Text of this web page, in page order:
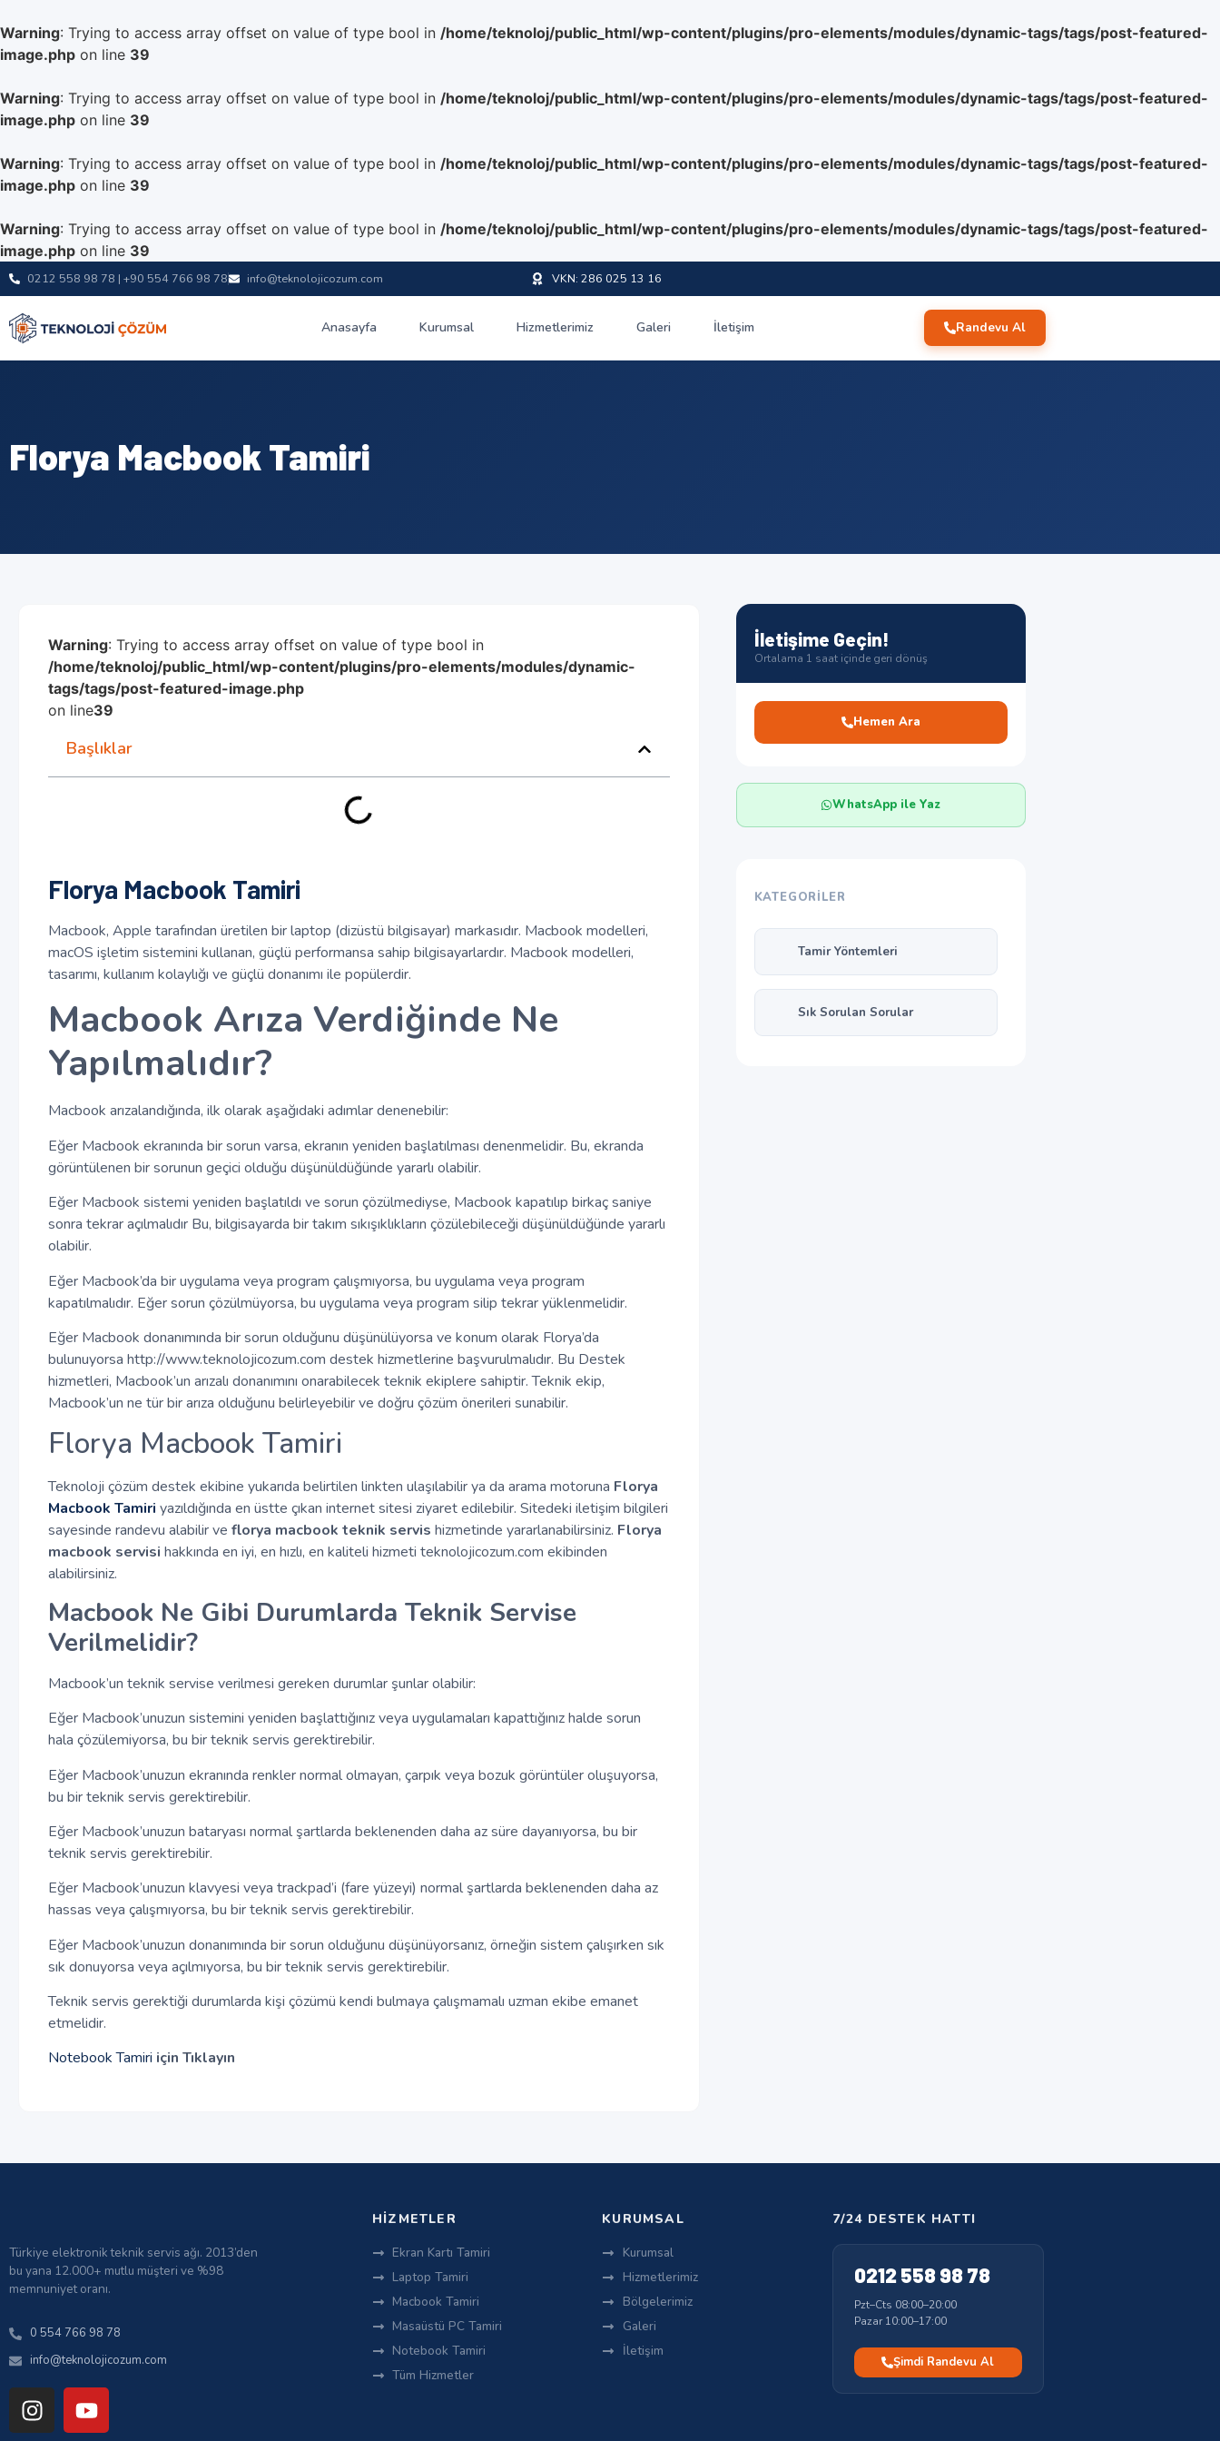
Warning: Trying to access array offset on value of type bool in /home/teknoloj/public_html/wp-content/plugins/pro-elements/modules/dynamic-tags/tags/post-featured-
image.php on line 39
Warning: Trying to access array offset on value of type bool in /home/teknoloj/public_html/wp-content/plugins/pro-elements/modules/dynamic-tags/tags/post-featured-
image.php on line 39
Warning: Trying to access array offset on value of type bool in /home/teknoloj/public_html/wp-content/plugins/pro-elements/modules/dynamic-tags/tags/post-featured-
image.php on line 39
Warning: Trying to access array offset on value of type bool in /home/teknoloj/public_html/wp-content/plugins/pro-elements/modules/dynamic-tags/tags/post-featured-
image.php on line 39
0212 558 98 78 | +90 554 766 98 78 info@teknolojicozum.com VKN: 286 025 13 16
Anasayfa Kurumsal Hizmetlerimiz Galeri İletişim Randevu Al
Florya Macbook Tamiri
Warning: Trying to access array offset on value of type bool in
/home/teknoloj/public_html/wp-content/plugins/pro-elements/modules/dynamic-
tags/tags/post-featured-image.php
on line39
Başlıklar
Florya Macbook Tamiri
Macbook, Apple tarafından üretilen bir laptop (dizüstü bilgisayar) markasıdır. Macbook modelleri,
macOS işletim sistemini kullanan, güçlü performansa sahip bilgisayarlardır. Macbook modelleri,
tasarımı, kullanım kolaylığı ve güçlü donanımı ile popülerdir.
Macbook Arıza Verdiğinde Ne
Yapılmalıdır?
Macbook arızalandığında, ilk olarak aşağıdaki adımlar denenebilir:
Eğer Macbook ekranında bir sorun varsa, ekranın yeniden başlatılması denenmelidir. Bu, ekranda
görüntülenen bir sorunun geçici olduğu düşünüldüğünde yararlı olabilir.
Eğer Macbook sistemi yeniden başlatıldı ve sorun çözülmediyse, Macbook kapatılıp birkaç saniye
sonra tekrar açılmalıdır Bu, bilgisayarda bir takım sıkışıklıkların çözülebileceği düşünüldüğünde yararlı
olabilir.
Eğer Macbook’da bir uygulama veya program çalışmıyorsa, bu uygulama veya program
kapatılmalıdır. Eğer sorun çözülmüyorsa, bu uygulama veya program silip tekrar yüklenmelidir.
Eğer Macbook donanımında bir sorun olduğunu düşünülüyorsa ve konum olarak Florya’da
bulunuyorsa http://www.teknolojicozum.com destek hizmetlerine başvurulmalıdır. Bu Destek
hizmetleri, Macbook’un arızalı donanımını onarabilecek teknik ekiplere sahiptir. Teknik ekip,
Macbook’un ne tür bir arıza olduğunu belirleyebilir ve doğru çözüm önerileri sunabilir.
Florya Macbook Tamiri
Teknoloji çözüm destek ekibine yukarıda belirtilen linkten ulaşılabilir ya da arama motoruna Florya
Macbook Tamiri yazıldığında en üstte çıkan internet sitesi ziyaret edilebilir. Sitedeki iletişim bilgileri
sayesinde randevu alabilir ve florya macbook teknik servis hizmetinde yararlanabilirsiniz. Florya
macbook servisi hakkında en iyi, en hızlı, en kaliteli hizmeti teknolojicozum.com ekibinden
alabilirsiniz.
Macbook Ne Gibi Durumlarda Teknik Servise
Verilmelidir?
Macbook’un teknik servise verilmesi gereken durumlar şunlar olabilir:
Eğer Macbook’unuzun sistemini yeniden başlattığınız veya uygulamaları kapattığınız halde sorun
hala çözülemiyorsa, bu bir teknik servis gerektirebilir.
Eğer Macbook’unuzun ekranında renkler normal olmayan, çarpık veya bozuk görüntüler oluşuyorsa,
bu bir teknik servis gerektirebilir.
Eğer Macbook’unuzun bataryası normal şartlarda beklenenden daha az süre dayanıyorsa, bu bir
teknik servis gerektirebilir.
Eğer Macbook’unuzun klavyesi veya trackpad’i (fare yüzeyi) normal şartlarda beklenenden daha az
hassas veya çalışmıyorsa, bu bir teknik servis gerektirebilir.
Eğer Macbook’unuzun donanımında bir sorun olduğunu düşünüyorsanız, örneğin sistem çalışırken sık
sık donuyorsa veya açılmıyorsa, bu bir teknik servis gerektirebilir.
Teknik servis gerektiği durumlarda kişi çözümü kendi bulmaya çalışmamalı uzman ekibe emanet
etmelidir.
Notebook Tamiri için Tıklayın
İletişime Geçin!
Ortalama 1 saat içinde geri dönüş
Hemen Ara
WhatsApp ile Yaz
KATEGORILER
Tamir Yöntemleri
Sık Sorulan Sorular
Türkiye elektronik teknik servis ağı. 2013’den
bu yana 12.000+ mutlu müşteri ve %98
memnuniyet oranı.
0 554 766 98 78
info@teknolojicozum.com
HIZMETLER
Ekran Kartı Tamiri
Laptop Tamiri
Macbook Tamiri
Masaüstü PC Tamiri
Notebook Tamiri
Tüm Hizmetler
KURUMSAL
Kurumsal
Hizmetlerimiz
Bölgelerimiz
Galeri
İletişim
7/24 DESTEK HATTI
0212 558 98 78
Pzt–Cts 08:00–20:00
Pazar 10:00–17:00
Şimdi Randevu Al